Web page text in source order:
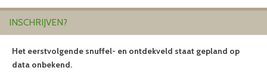
INSCHRIJVEN?
Het eerstvolgende snuffel- en ontdekveld staat gepland op
data onbekend.